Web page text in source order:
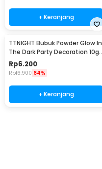
+ Keranjang
TTNIGHT Bubuk Powder Glow In
The Dark Party Decoration 10g
- T01
Rp6.200
Rp16.900 64%
+ Keranjang